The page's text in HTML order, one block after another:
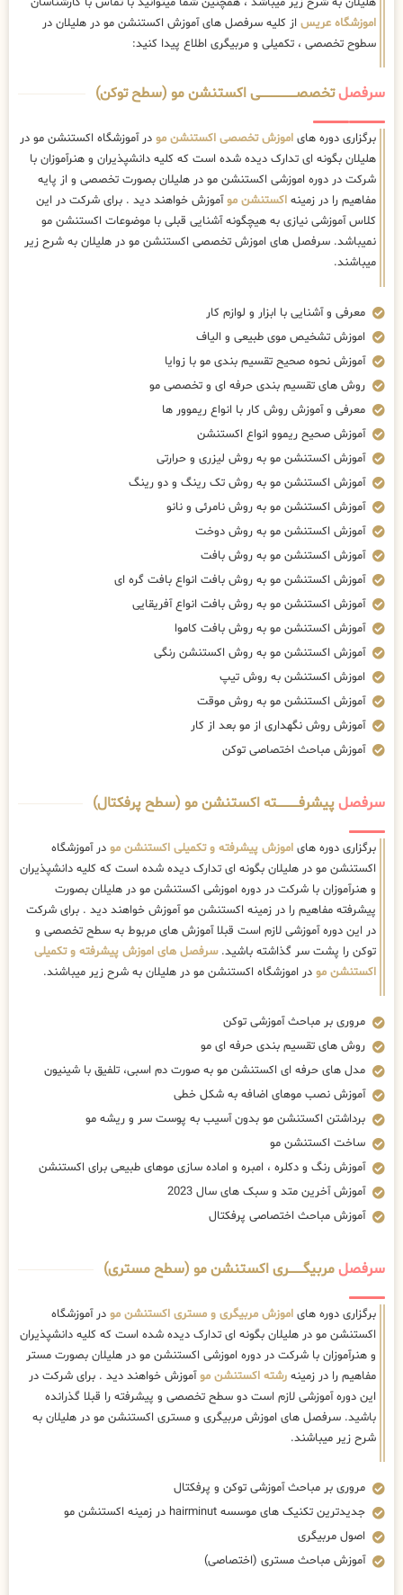
اموزشگاه عریس از کلیه سرفصل های آموزش اکستنشن مو در هلیلان در
سطوح تخصصی ، تکمیلی و مربیگری اطلاع پیدا کنید:
سرفصلتخصصــــــــــــــــــــی اکستنشن مو (سطح توکن)
برگزاری دوره های اموزش تخصصی اکستنشن مو در آموزشگاه اکستنشن مو در
هلیلان بگونه ای تدارک دیده شده است که کلیه دانشپذیران و هنرآموزان با
شرکت در دوره اموزشی اکستنشن مو در هلیلان بصورت تخصصی و از پایه
مفاهیم را در زمینه اکستنشن موآموزش خواهند دید . برای شرکت در این
کلاس آموزشی نیازی به هیچگونه آشنایی قبلی با موضوعات اکستنشن مو
نمیباشد. سرفصل های اموزش تخصصی اکستنشن مو در هلیلان به شرح زیر
میباشند.
معرفی و آشنایی با ابزار و لوازم کار
اموزش تشخیص موی طبیعی و الیاف
آموزش نحوه صحیح تقسیم بندی مو با زوایا
روش های تقسیم بندی حرفه ای و تخصصی مو
معرفی و آموزش روش کار با انواع ریموور ها
آموزش صحیح ریموو انواع اکستنشن
آموزش اکستنشن مو به روش لیزری و حرارتی
آموزش اکستنشن مو به روش تک رینگ و دو رینگ
آموزش اکستنشن مو به روش نامرئی و نانو
آموزش اکستنشن مو به روش دوخت
آموزش اکستنشن مو به روش بافت
آموزش اکستنشن مو به روش بافت انواع بافت گره ای
آموزش اکستنشن مو به روش بافت انواع آفریقایی
آموزش اکستنشن مو به روش بافت کاموا
آموزش اکستنشن مو به روش اکستنشن رنگی
اموزش اکستنشن به روش تیپ
آموزش اکستنشن مو به روش موقت
آموزش روش نگهداری از مو بعد از کار
آموزش مباحث اختصاصی توکن
سرفصلپیشرفــــــــــــته اکستنشن مو (سطح پرفکتال)
برگزاری دوره های اموزش پیشرفته و تکمیلی اکستنشن مو در آموزشگاه
اکستنشن مو در هلیلان بگونه ای تدارک دیده شده است که کلیه دانشپذیران
و هنرآموزان با شرکت در دوره اموزشی اکستنشن مو در هلیلان بصورت
پیشرفته مفاهیم را در زمینه اکستنشن مو آموزش خواهند دید . برای شرکت
در این دوره آموزشی لازم است قبلا آموزش های مربوط به سطح تخصصی و
توکن را پشت سر گذاشته باشید.سرفصل های اموزش پیشرفته و تکمیلی
اکستنشن مو در اموزشگاه اکستنشن مو در هلیلان به شرح زیر میباشند.
مروری بر مباحث آموزشی توکن
روش های تقسیم بندی حرفه ای مو
مدل های حرفه ای اکستنشن مو به صورت دم اسبی، تلفیق با شینیون
آموزش نصب موهای اضافه به شکل خطی
برداشتن اکستنشن مو بدون آسیب به پوست سر و ریشه مو
ساخت اکستنشن مو
آموزش رنگ و دکلره ، امبره و اماده سازی موهای طبیعی برای اکستنشن
آموزش آخرین متد و سبک های سال 2023
آموزش مباحث اختصاصی پرفکتال
سرفصلمربیگــــــــری اکستنشن مو (سطح مستری)
برگزاری دوره های اموزش مربیگری و مستری اکستنشن مو در آموزشگاه
اکستنشن مو در هلیلان بگونه ای تدارک دیده شده است که کلیه دانشپذیران
و هنرآموزان با شرکت در دوره اموزشی اکستنشن مو در هلیلان بصورت مستر
مفاهیم را در زمینه رشته اکستنشن موآموزش خواهند دید . برای شرکت در
این دوره آموزشی لازم است دو سطح تخصصی و پیشرفته را قبلا گذرانده
باشید. سرفصل های اموزش مربیگری و مستری اکستنشن مو در هلیلان به
شرح زیر میباشند.
مروری بر مباحث آموزشی توکن و پرفکتال
جدیدترین تکنیک های موسسه hairminut در زمینه اکستنشن مو
اصول مربیگری
آموزش مباحث مستری (اختصاصی)